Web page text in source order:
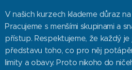
V našich kurzech klademe důraz
Pracujeme s menšími skupinami a
přístup. Respektujeme, že každý je
představu toho, co pro něj
limity a obavy. Proto nikoho do